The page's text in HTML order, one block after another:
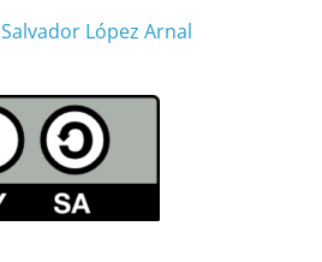
Salvador López Arnal